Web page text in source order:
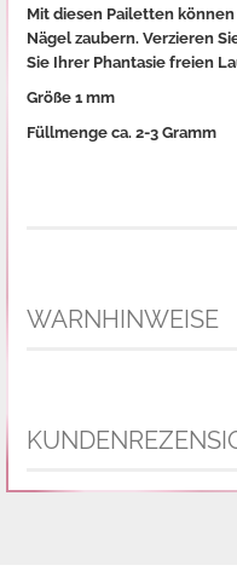
Mit diesen Pailetten
Nägel zaubern. Verzieren
Sie Ihrer Phantasie freien
Größe 1 mm
Füllmenge ca. 2-3 Gramm
WARNHINWEISE